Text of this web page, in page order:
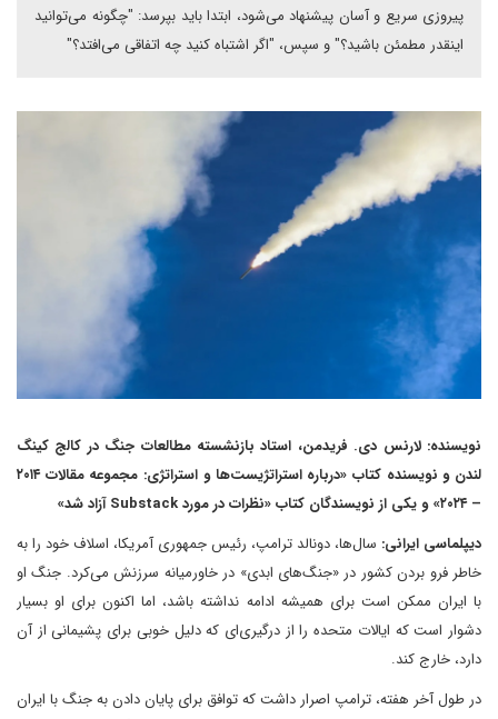
پیروزی سریع و آسان پیشنهاد می‌شود، ابتدا باید بپرسد: "چگونه می‌توانید
اینقدر مطمئن باشید؟" و سپس، "اگر اشتباه کنید چه اتفاقی می‌افتد؟"
نویسنده: لارنس دی. فریدمن، استاد بازنشسته مطالعات جنگ در کالج کینگ
لندن و نویسنده کتاب «درباره استراتژیست‌ها و استراتژی: مجموعه مقالات ۲۰۱۴
– ۲۰۲۴» و یکی از نویسندگان کتاب «نظرات در مورد Substack آزاد شد»
دیپلماسی ایرانی: سال‌ها، دونالد ترامپ، رئیس جمهوری آمریکا، اسلاف خود را به
خاطر فرو بردن کشور در «جنگ‌های ابدی» در خاورمیانه سرزنش می‌کرد. جنگ او
با ایران ممکن است برای همیشه ادامه نداشته باشد، اما اکنون برای او بسیار
دشوار است که ایالات متحده را از درگیری‌ای که دلیل خوبی برای پشیمانی از آن
دارد، خارج کند.
در طول آخر هفته، ترامپ اصرار داشت که توافق برای پایان دادن به جنگ با ایران